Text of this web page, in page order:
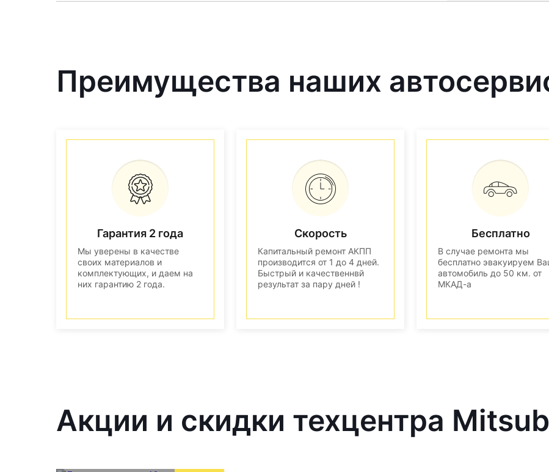
Преимущества наших
Гарантия 2 года
Мы уверены в качестве
своих материалов и
комплектующих, и даем на
них гарантию 2 года.
Скорость
Капитальный ремонт АКПП
производится от 1 до 4 дней.
Быстрый и качественнвй
результат за пару дней !
Бесплатно
В случае ремонта мы
бесплатно эвакуируем
автомобиль до 50 км. от
МКАД-а
Акции и скидки техцентра